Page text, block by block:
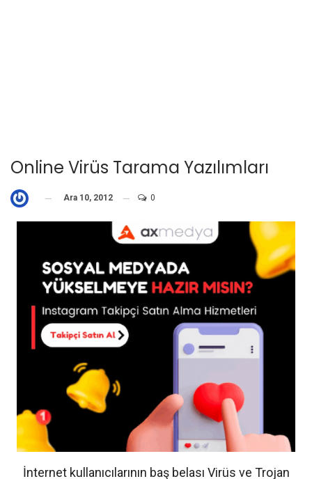
Online Virüs Tarama Yazılımları
Ara 10, 2012 0
İnternet kullanıcılarının baş belası Virüs ve Trojan